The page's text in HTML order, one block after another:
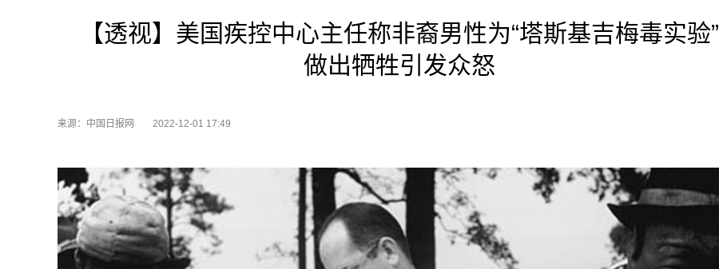
【透视】美国疾控中心主任称非裔男性为“塔斯基吉梅毒实验”
做出牺牲引发众怒
来源：中国日报网 2022-12-01 17:49